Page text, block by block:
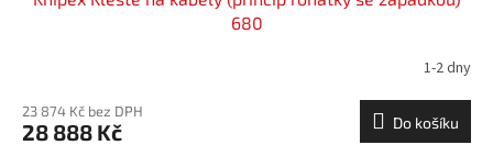
680
1-2 dny
23 874 Kč bez DPH
28 888 Kč Do košíku